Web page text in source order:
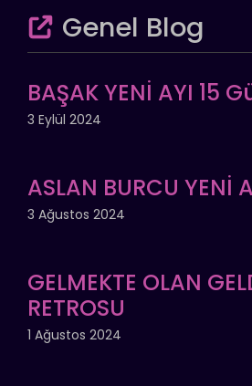
Genel Blog
BAŞAK YENİ AYI 15
3 Eylül 2024
ASLAN BURCU YENİ
3 Ağustos 2024
GELMEKTE OLAN
RETROSU
1 Ağustos 2024